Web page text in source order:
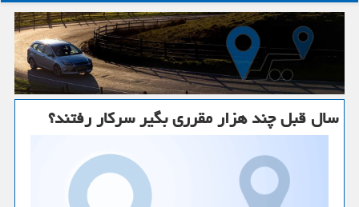
سال قبل چند هزار مقرری بگیر سركار رفتند؟